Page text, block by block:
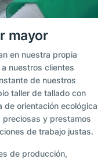
mayor
en nuestra propia
nuestros clientes
de nuestros
taller de tallado con
de orientación ecológica
y prestamos
de trabajo justas.
de producción,